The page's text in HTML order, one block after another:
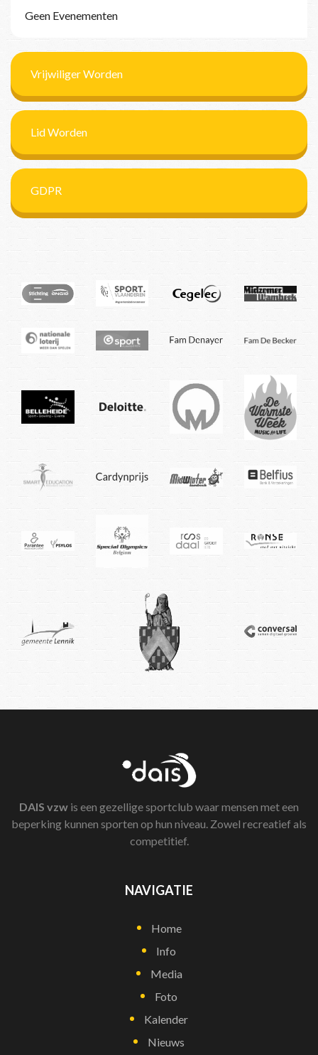
Geen Evenementen
Vrijwiliger Worden
Lid Worden
GDPR
DAIS vzw is een gezellige sportclub waar mensen met een
beperking kunnen sporten op hun niveau. Zowel recreatief als
competitief.
NAVIGATIE
Home
Info
Media
Foto
Kalender
Nieuws